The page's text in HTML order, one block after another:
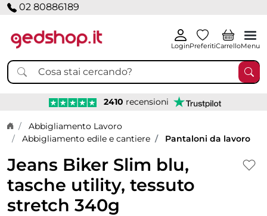
02 80886189
LoginPreferitiCarrelloMenu
2410 recensioni
Home page
Abbigliamento Lavoro
Abbigliamento edile e cantiere
Pantaloni da lavoro
Jeans Biker Slim blu,
tasche utility, tessuto
stretch 340g